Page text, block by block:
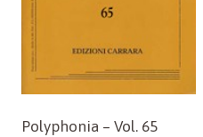
Polyphonia – Vol. 65